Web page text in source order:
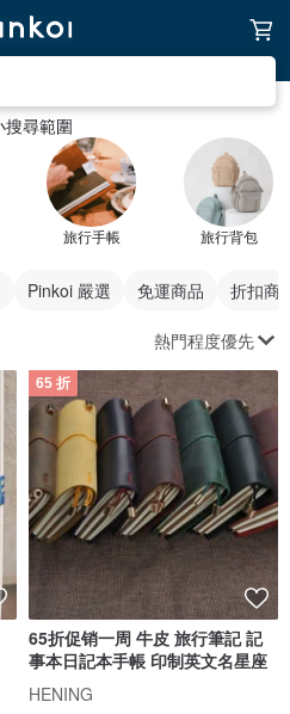
搜尋範圍
旅行手帳 旅行背包
Pinkoi 嚴選 免運商品 折扣商
熱門程度優先
65 折
65折促销一周 牛皮 旅行筆記 記
事本日記本手帳 印制英文名星座
HENING